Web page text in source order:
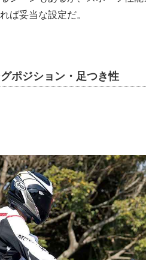
ば妥当な設定だ。
ポジション・足つき性